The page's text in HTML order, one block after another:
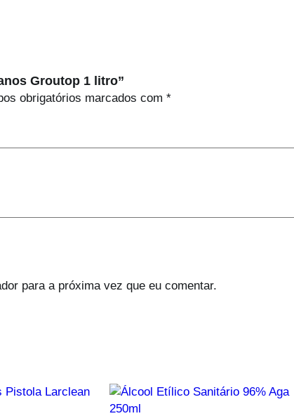
Groutop 1 litro”
obrigatórios marcados com *
para a próxima vez que eu comentar.